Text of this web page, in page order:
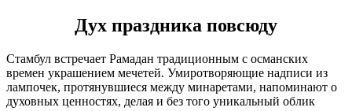
Дух праздника повсюду
Стамбул встречает Рамадан традиционным с османских
времен украшением мечетей. Умиротворяющие надписи из
лампочек, протянувшиеся между минаретами, напоминают о
духовных ценностях, делая и без того уникальный облик